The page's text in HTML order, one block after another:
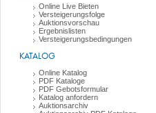
Online Live Bieten
Versteigerungsfolge
Auktionsvorschau
Ergebnislisten
Versteigerungsbedingungen
KATALOG
Online Katalog
PDF Kataloge
PDF Gebotsformular
Katalog anfordern
Auktionsarchiv